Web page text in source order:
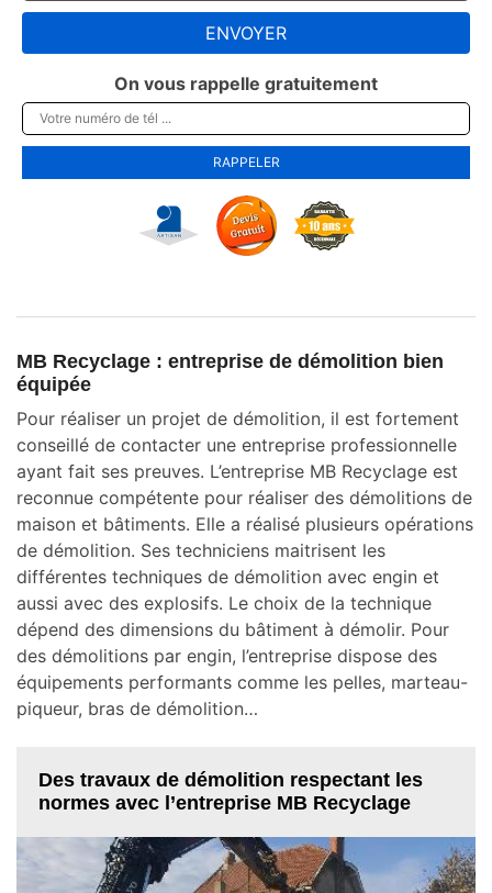
On vous rappelle gratuitement
MB Recyclage : entreprise de démolition bien
équipée
Pour réaliser un projet de démolition, il est fortement
conseillé de contacter une entreprise professionnelle
ayant fait ses preuves. L’entreprise MB Recyclage est
reconnue compétente pour réaliser des démolitions de
maison et bâtiments. Elle a réalisé plusieurs opérations
de démolition. Ses techniciens maitrisent les
différentes techniques de démolition avec engin et
aussi avec des explosifs. Le choix de la technique
dépend des dimensions du bâtiment à démolir. Pour
des démolitions par engin, l’entreprise dispose des
équipements performants comme les pelles, marteau-
piqueur, bras de démolition…
Des travaux de démolition respectant les
normes avec l’entreprise MB Recyclage